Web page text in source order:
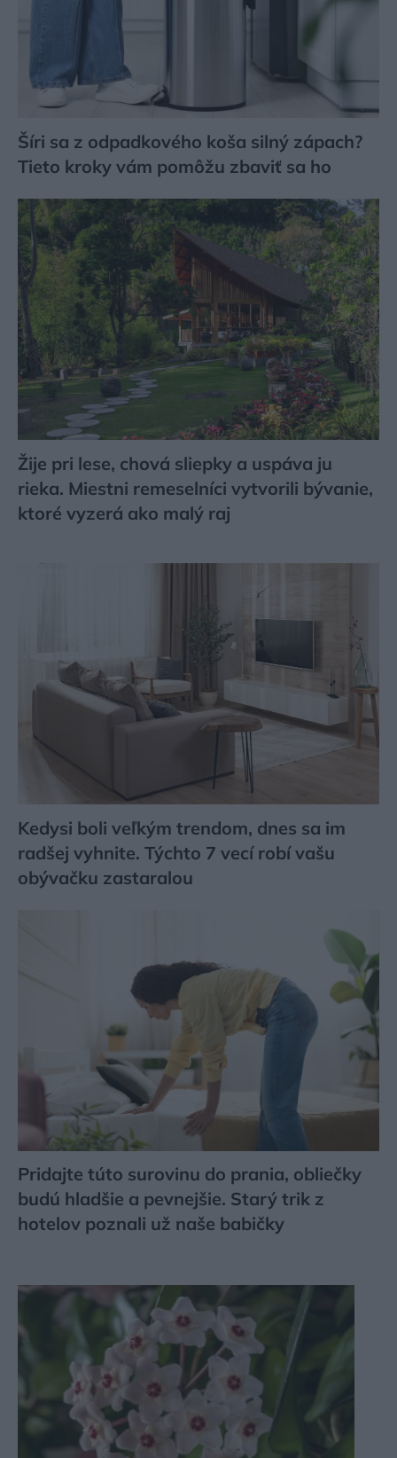
Šíri sa z odpadkového koša silný zápach?
Tieto kroky vám pomôžu zbaviť sa ho
Žije pri lese, chová sliepky a uspáva ju
rieka. Miestni remeselníci vytvorili bývanie,
ktoré vyzerá ako malý raj
Kedysi boli veľkým trendom, dnes sa im
radšej vyhnite. Týchto 7 vecí robí vašu
obývačku zastaralou
Pridajte túto surovinu do prania, obliečky
budú hladšie a pevnejšie. Starý trik z
hotelov poznali už naše babičky